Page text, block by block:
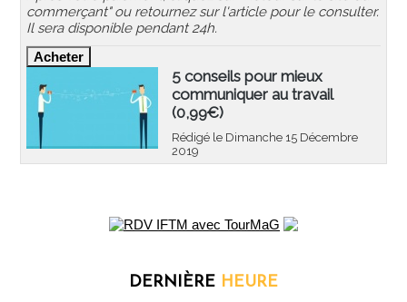
commerçant" ou retournez sur l'article pour le consulter.
Il sera disponible pendant 24h.
5 conseils pour mieux
communiquer au travail
(0,99€)
Rédigé le Dimanche 15 Décembre
2019
DERNIÈRE HEURE